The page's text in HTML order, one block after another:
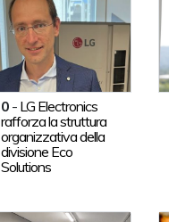
0- LG Electronics
rafforza la struttura
organizzativa della
divisione Eco
Solutions